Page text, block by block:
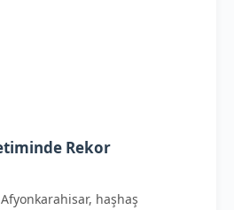
Rekor
haşhaş